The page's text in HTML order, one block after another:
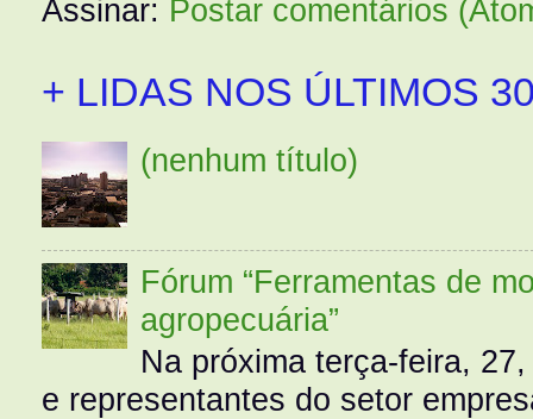
Assinar: Postar comentários
+ LIDAS NOS ÚLTIMOS
(nenhum título)
Fórum “Ferramentas de
agropecuária”
Na próxima terça-feira,
e representantes do setor